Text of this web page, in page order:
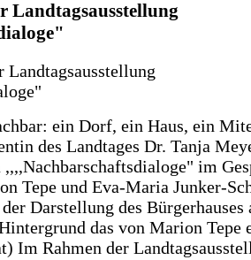
Landtagsausstellung
ein Dorf, ein Haus, ein
des Landtages Dr. Tanja
im
Tepe und Eva-Maria Junker-
Darstellung des Bürgerhauses
das von Marion Tepe
Im Rahmen der